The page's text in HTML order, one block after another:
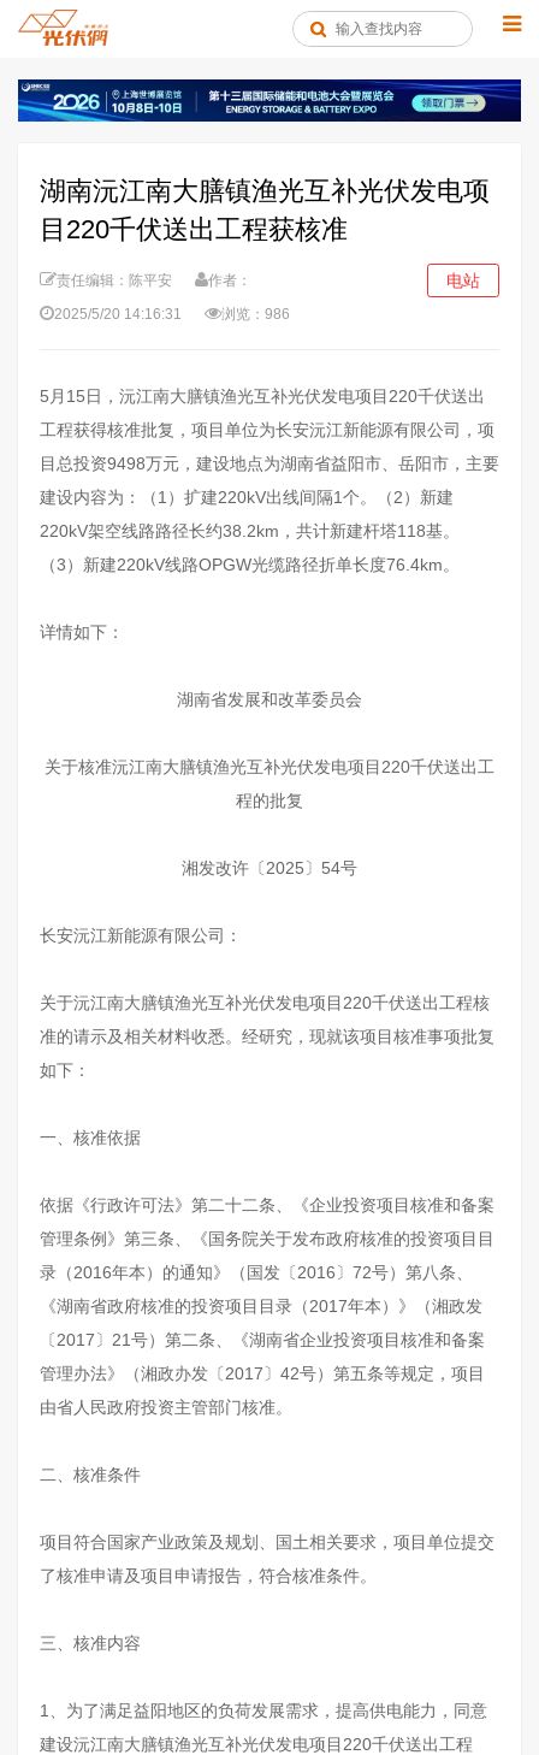
湖南沅江南大膳镇渔光互补光伏发电项
目220千伏送出工程获核准
责任编辑：陈平安
作者：
2025/5/20 14:16:31
浏览：986
电站
5月15日，沅江南大膳镇渔光互补光伏发电项目220千伏送出
工程获得核准批复，项目单位为长安沅江新能源有限公司，项
目总投资9498万元，建设地点为湖南省益阳市、岳阳市，主要
建设内容为：（1）扩建220kV出线间隔1个。（2）新建
220kV架空线路路径长约38.2km，共计新建杆塔118基。
（3）新建220kV线路OPGW光缆路径折单长度76.4km。
详情如下：
湖南省发展和改革委员会
关于核准沅江南大膳镇渔光互补光伏发电项目220千伏送出工
程的批复
湘发改许〔2025〕54号
长安沅江新能源有限公司：
关于沅江南大膳镇渔光互补光伏发电项目220千伏送出工程核
准的请示及相关材料收悉。经研究，现就该项目核准事项批复
如下：
一、核准依据
依据《行政许可法》第二十二条、《企业投资项目核准和备案
管理条例》第三条、《国务院关于发布政府核准的投资项目目
录（2016年本）的通知》（国发〔2016〕72号）第八条、
《湖南省政府核准的投资项目目录（2017年本）》（湘政发
〔2017〕21号）第二条、《湖南省企业投资项目核准和备案
管理办法》（湘政办发〔2017〕42号）第五条等规定，项目
由省人民政府投资主管部门核准。
二、核准条件
项目符合国家产业政策及规划、国土相关要求，项目单位提交
了核准申请及项目申请报告，符合核准条件。
三、核准内容
1、为了满足益阳地区的负荷发展需求，提高供电能力，同意
建设沅江南大膳镇渔光互补光伏发电项目220千伏送出工程